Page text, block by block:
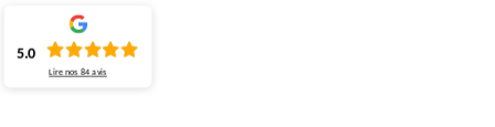
5.0
Lire nos84 avis